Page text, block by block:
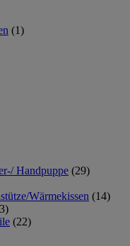
(1)
Handpuppe (29)
Wärmekissen (14)
(22)